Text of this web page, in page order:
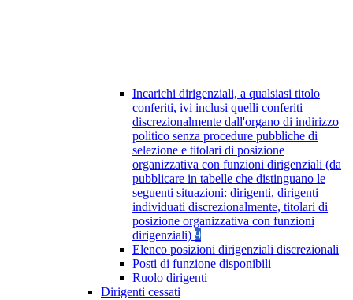
Incarichi dirigenziali, a qualsiasi titolo
conferiti, ivi inclusi quelli conferiti
discrezionalmente dall'organo di indirizzo
politico senza procedure pubbliche di
selezione e titolari di posizione
organizzativa con funzioni dirigenziali (da
pubblicare in tabelle che distinguano le
seguenti situazioni: dirigenti, dirigenti
individuati discrezionalmente, titolari di
posizione organizzativa con funzioni
dirigenziali) 9
Elenco posizioni dirigenziali discrezionali
Posti di funzione disponibili
Ruolo dirigenti
Dirigenti cessati